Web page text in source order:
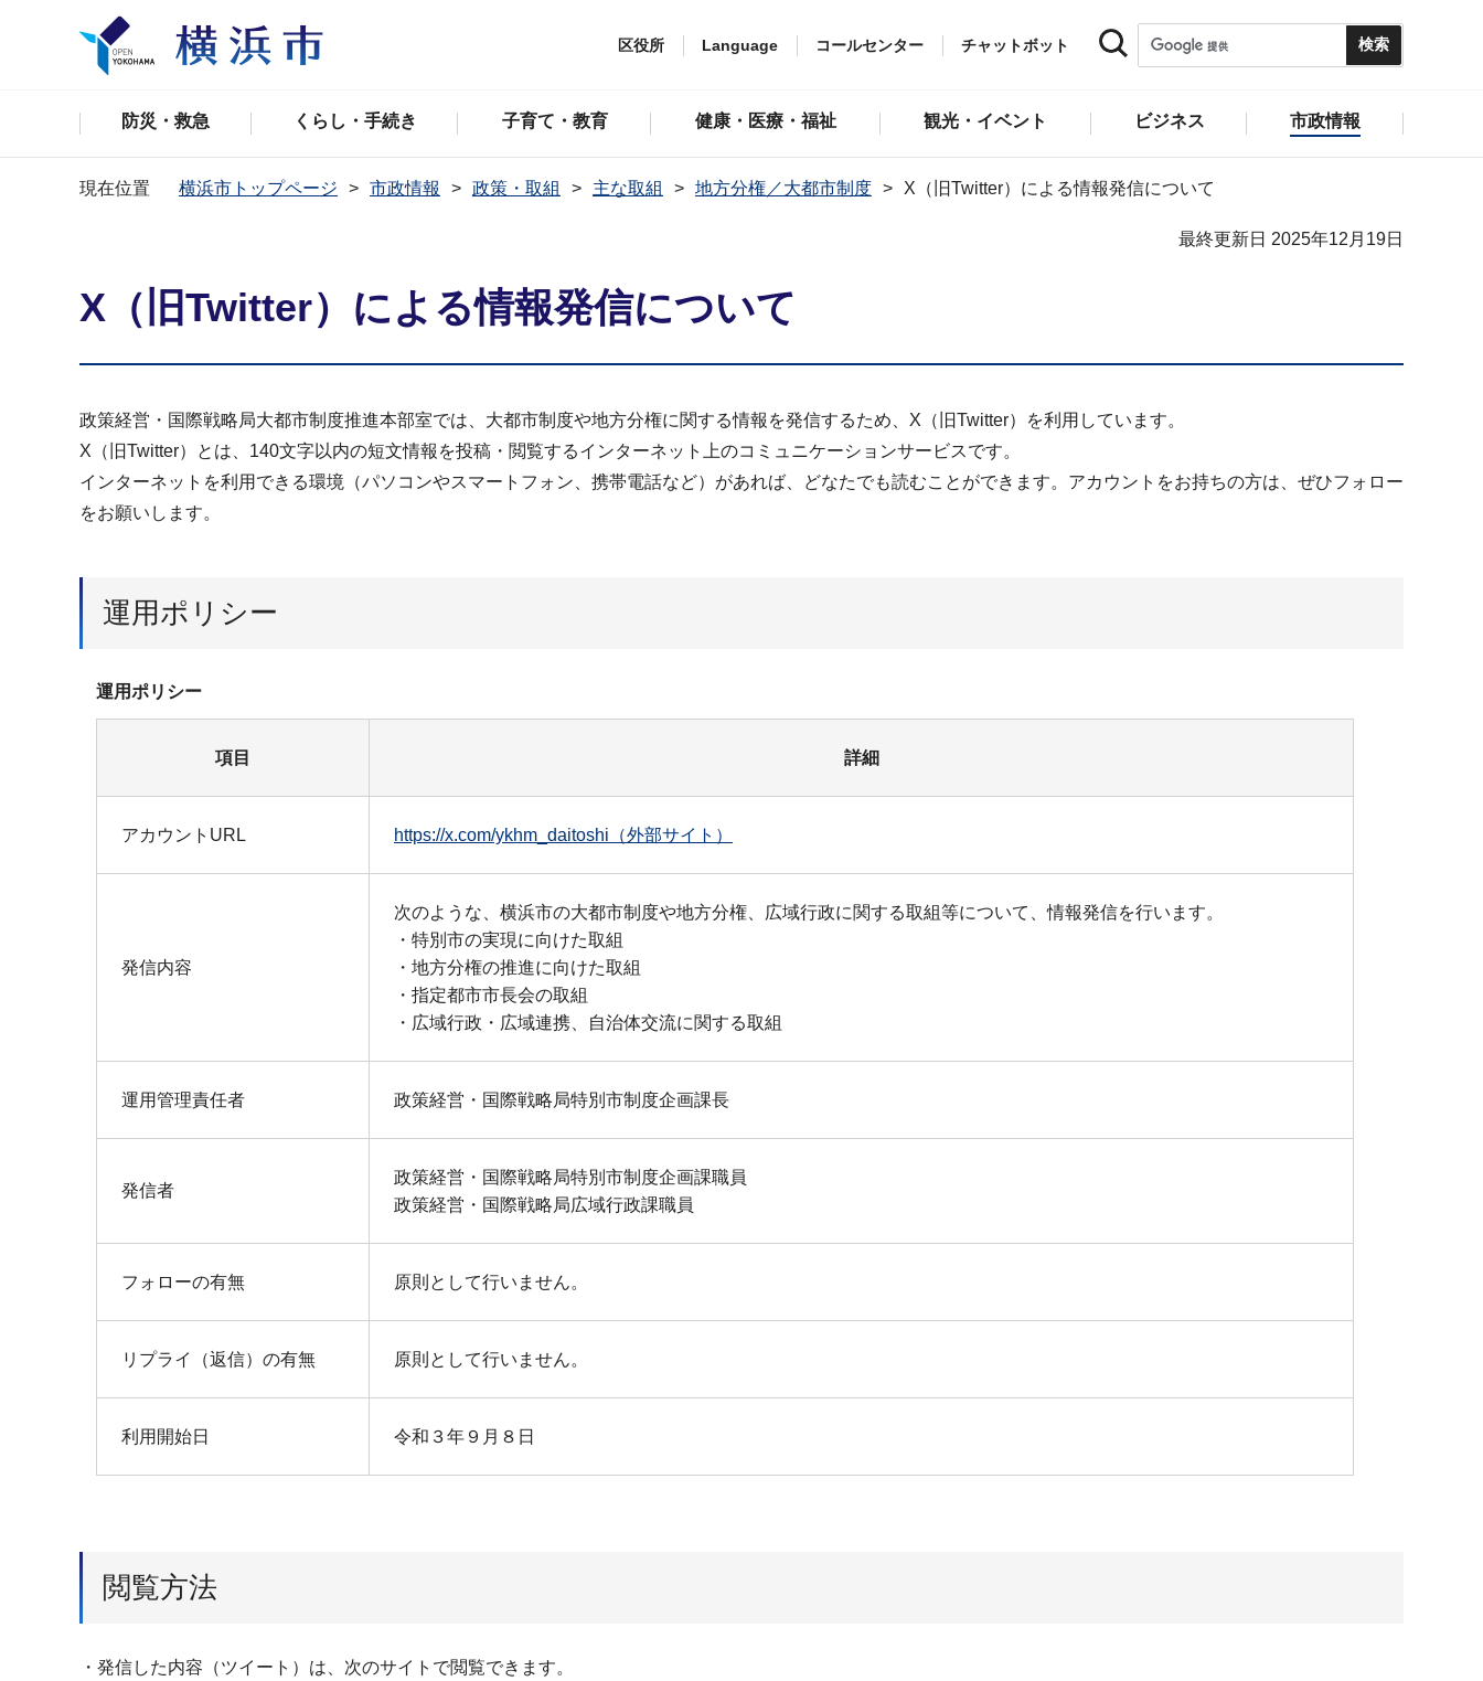
区役所 Language コールセンター チャットボット
防災・救急 くらし・手続き 子育て・教育 健康・医療・福祉 観光・イベント ビジネス 市政情報
現在位置 横浜市トップページ 市政情報 政策・取組 主な取組 地方分権／大都市制度 X（旧Twitter）による情報発信について
最終更新日 2025年12月19日
X（旧Twitter）による情報発信について
政策経営・国際戦略局大都市制度推進本部室では、大都市制度や地方分権に関する情報を発信するため、X（旧Twitter）を利用しています。
X（旧Twitter）とは、140文字以内の短文情報を投稿・閲覧するインターネット上のコミュニケーションサービスです。
インターネットを利用できる環境（パソコンやスマートフォン、携帯電話など）があれば、どなたでも読むことができます。アカウントをお持ちの方は、ぜひフォロー
をお願いします。
運用ポリシー
運用ポリシー
項目 詳細
アカウントURL https://x.com/ykhm_daitoshi（外部サイト）
発信内容
次のような、横浜市の大都市制度や地方分権、広域行政に関する取組等について、情報発信を行います。
・特別市の実現に向けた取組
・地方分権の推進に向けた取組
・指定都市市長会の取組
・広域行政・広域連携、自治体交流に関する取組
運用管理責任者 政策経営・国際戦略局特別市制度企画課長
発信者
政策経営・国際戦略局特別市制度企画課職員
政策経営・国際戦略局広域行政課職員
フォローの有無 原則として行いません。
リプライ（返信）の有無 原則として行いません。
利用開始日 令和３年９月８日
閲覧方法
・発信した内容（ツイート）は、次のサイトで閲覧できます。